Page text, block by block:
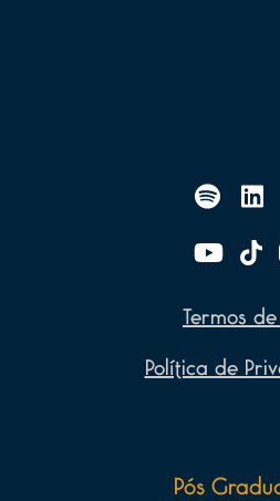
Termos
Política de
Pós